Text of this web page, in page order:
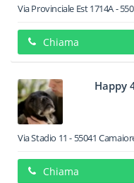
Via Provinciale Est 1714A-
Chiama
Happy
Via Stadio 11 - 55041
Chiama